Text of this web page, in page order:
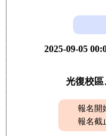
2025-09-05
光復校區
報名開
報名截